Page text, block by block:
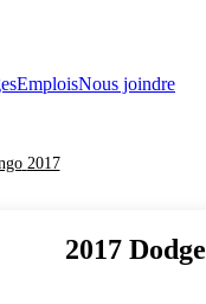
EmploisNous joindre
2017
2017 Dodge